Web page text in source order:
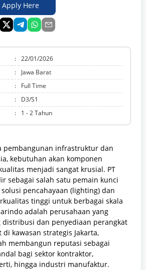
Apply Here
: 22/01/2026
:
Jawa Barat
:
Full Time
:
D3/S1
: 1 - 2 Tahun
pembangunan infrastruktur dan
kebutuhan akan komponen
menjadi sangat krusial. PT
sebagai salah satu pemain kunci
pencahayaan (lighting) dan
tinggi untuk berbagai skala
adalah perusahaan yang
dan penyediaan perangkat
kawasan strategis Jakarta,
membangun reputasi sebagai
bagi sektor kontraktor,
hingga industri manufaktur.